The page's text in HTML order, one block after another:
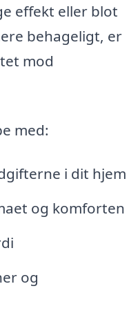
effekt eller blot
behageligt, er
mod
med:
i dit hjem
og komforten
og